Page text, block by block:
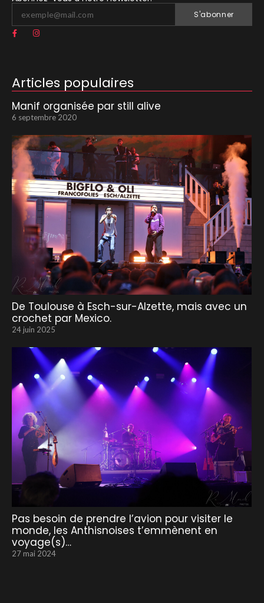
S'abonner
Articles populaires
Manif organisée par still alive
6 septembre 2020
De Toulouse à Esch-sur-Alzette, mais avec un
crochet par Mexico.
24 juin 2025
Pas besoin de prendre l’avion pour visiter le
monde, les Anthisnoises t’emmènent en
voyage(s)…
27 mai 2024